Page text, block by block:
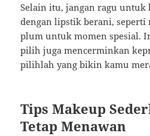
Selain itu, jangan ragu untuk
dengan lipstik berani, seperti
plum untuk momen spesial.
pilih juga mencerminkan
pilihlah yang bikin kamu
Tips Makeup
Tetap Menawan